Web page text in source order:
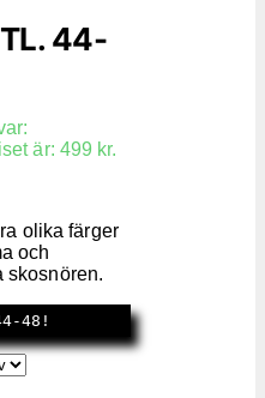
44-
är: 499 kr.
olika färger
och
skosnören.
48!